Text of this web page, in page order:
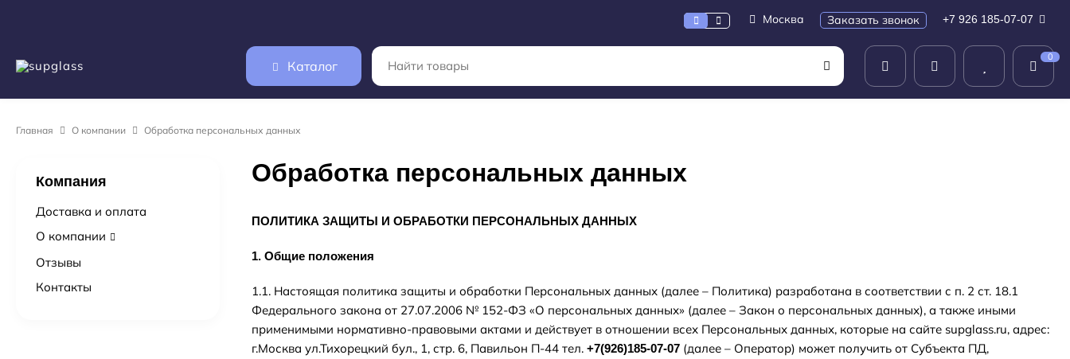
Москва Заказать звонок +7 926 185-07-07
Каталог
0
Главная О компании Обработка персональных данных
Обработка персональных данных
ПОЛИТИКА ЗАЩИТЫ И ОБРАБОТКИ ПЕРСОНАЛЬНЫХ ДАННЫХ
1. Общие положения
1.1. Настоящая политика защиты и обработки Персональных данных (далее – Политика) разработана в соответствии с п. 2 ст. 18.1
Федерального закона от 27.07.2006 № 152-ФЗ «О персональных данных» (далее – Закон о персональных данных), а также иными
применимыми нормативно-правовыми актами и действует в отношении всех Персональных данных, которые на сайте supglass.ru, адрес:
г.Москва ул.Тихорецкий бул., 1, стр. 6, Павильон П-44 тел. +7(926)185-07-07 (далее – Оператор) может получить от Субъекта ПД,
Компания
Доставка и оплата
О компании
Отзывы
Контакты